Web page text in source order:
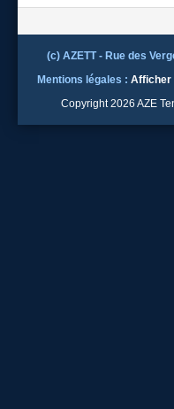
(c) AZETT - Rue des
Mentions légales : Afficher
Copyright 2026 AZE